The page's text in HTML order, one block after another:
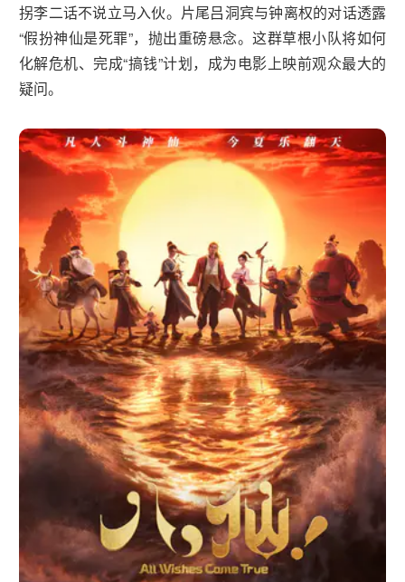
拐李二话不说立马入伙。片尾吕洞宾与钟离权的对话透露
“假扮神仙是死罪”，抛出重磅悬念。这群草根小队将如何
化解危机、完成“搞钱”计划，成为电影上映前观众最大的
疑问。